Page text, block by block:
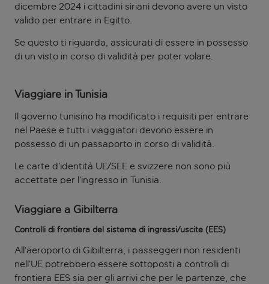
dicembre 2024 i cittadini siriani devono avere un visto
valido per entrare in Egitto.
Se questo ti riguarda, assicurati di essere in possesso
di un visto in corso di validità per poter volare.
Viaggiare in Tunisia
Il governo tunisino ha modificato i requisiti per entrare
nel Paese e tutti i viaggiatori devono essere in
possesso di un passaporto in corso di validità.
Le carte d’identità UE/SEE e svizzere non sono più
accettate per l’ingresso in Tunisia.
Viaggiare a Gibilterra
Controlli di frontiera del sistema di ingressi/uscite (EES)
All’aeroporto di Gibilterra, i passeggeri non residenti
nell’UE potrebbero essere sottoposti a controlli di
frontiera EES sia per gli arrivi che per le partenze, che